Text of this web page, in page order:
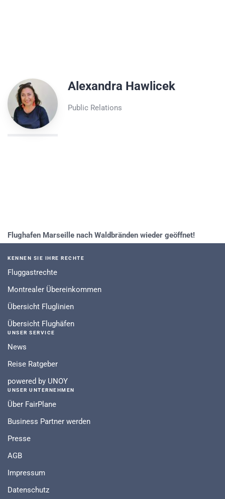
Alexandra Hawlicek
Public Relations
Flughafen Marseille nach Waldbränden wieder geöffnet!
KENNEN SIE IHRE RECHTE
Fluggastrechte
Montrealer Übereinkommen
Übersicht Fluglinien
Übersicht Flughäfen
UNSER SERVICE
News
Reise Ratgeber
powered by UNOY
UNSER UNTERNEHMEN
Über FairPlane
Business Partner werden
Presse
AGB
Impressum
Datenschutz